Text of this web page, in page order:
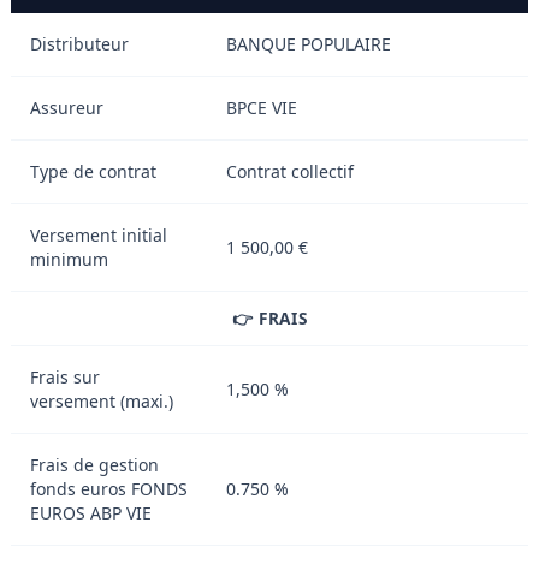
Distributeur BANQUE POPULAIRE
Assureur BPCE VIE
Type de contrat Contrat collectif
Versement initial
minimum
1 500,00 €
👉 FRAIS
Frais sur
versement (maxi.)
1,500 %
Frais de gestion
fonds euros FONDS
EUROS ABP VIE
0.750 %